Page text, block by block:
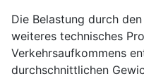
Die Belastung durch
weiteres technisches
Verkehrsaufkommens
durchschnittlichen